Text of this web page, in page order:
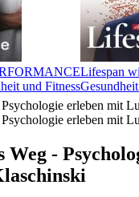
und Fitness
Lifespan
erleben mit
erleben mit
Weg -